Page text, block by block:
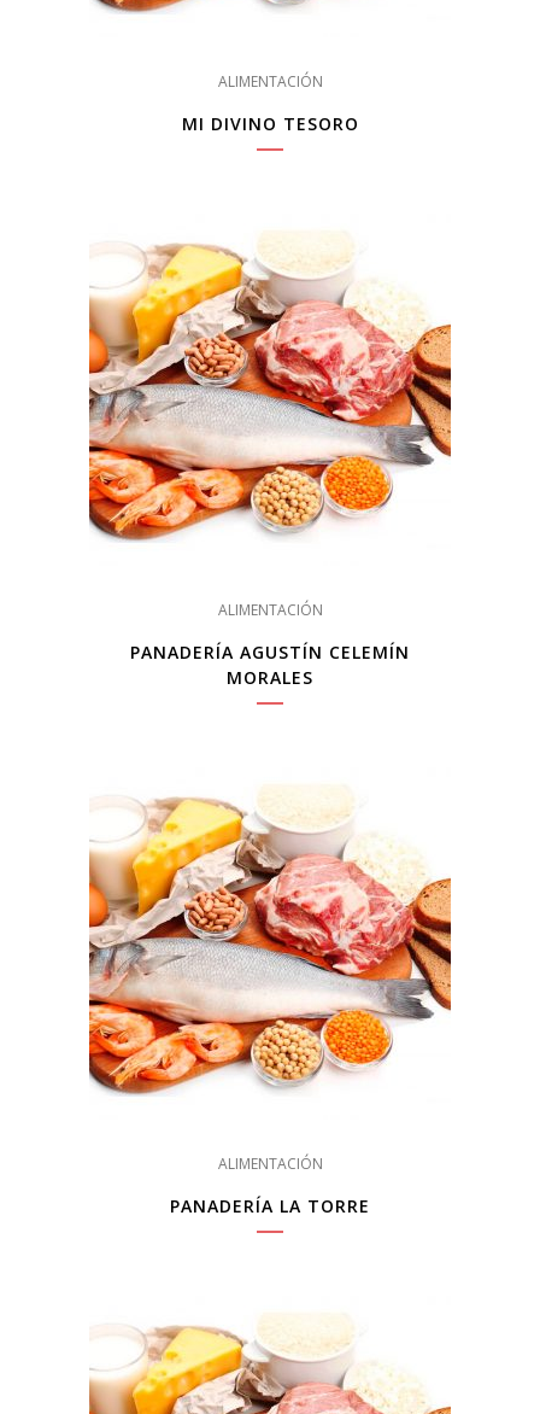
ALIMENTACIÓN
MI DIVINO TESORO
ALIMENTACIÓN
PANADERÍA AGUSTÍN CELEMÍN
MORALES
ALIMENTACIÓN
PANADERÍA LA TORRE